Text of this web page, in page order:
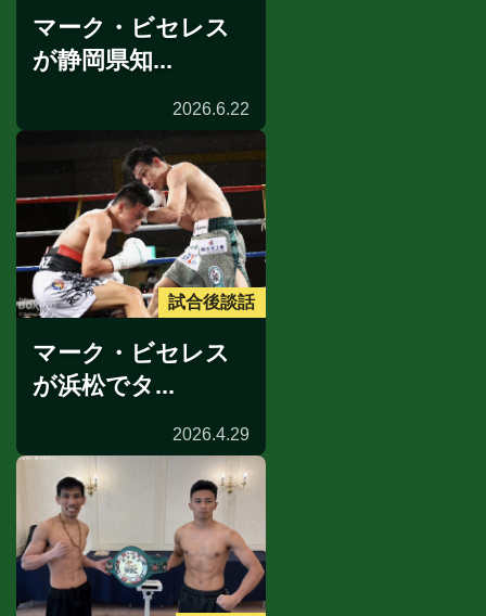
マーク・ビセレス
が静岡県知...
2026.6.22
試合後談話
マーク・ビセレス
が浜松でタ...
2026.4.29